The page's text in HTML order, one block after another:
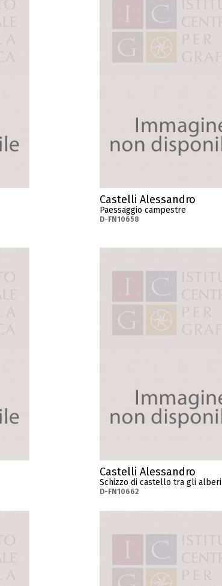
Castelli Alessandro
Paessaggio campestre
D-FN10658
Castelli Alessandro
Schizzo di castello tra gli alberi
D-FN10662